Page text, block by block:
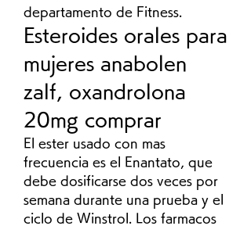
departamento de Fitness.
Esteroides orales para
mujeres anabolen
zalf, oxandrolona
20mg comprar
El ester usado con mas
frecuencia es el Enantato, que
debe dosificarse dos veces por
semana durante una prueba y el
ciclo de Winstrol. Los farmacos